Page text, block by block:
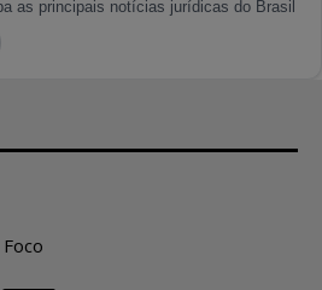
as principais notícias jurídicas do Brasil